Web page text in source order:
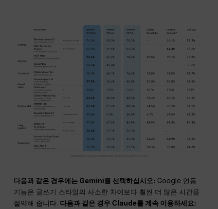
다음과 같은 경우에는 Gemini를 선택하십시오: Google 연동
기능은 글쓰기 스타일의 사소한 차이보다 훨씬 더 많은 시간을
절약해 줍니다. 다음과 같은 경우 Claude를 계속 이용하세요: